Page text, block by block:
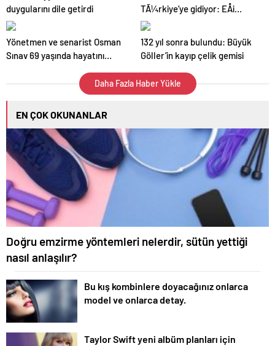
duygularını dile getirdi
TÃ¼rkiye’ye gidiyor: EÅi
Ä°layda gÃ¶zyaÅlarÄ±na
Yönetmen ve senarist Osman
Sınav 69 yaşında hayatını
132 yıl sonra bulundu: Büyük
Göller’in kayıp çelik gemisi
Daha Fazla Haber Yükle
EN ÇOK OKUNANLAR
Doğru emzirme yöntemleri nelerdir, sütün yettiği
nasıl anlaşılır?
Bu kış kombinlere doyacağınız onlarca
model ve onlarca detay.
Taylor Swift yeni albüm planları için